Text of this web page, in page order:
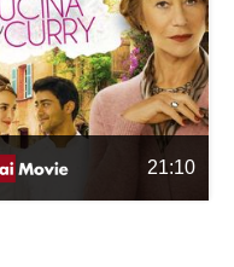
21:10